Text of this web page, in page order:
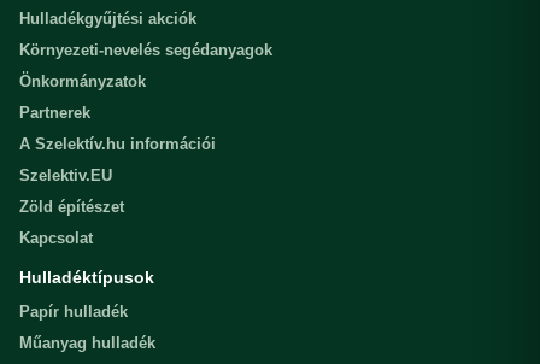
Hulladékgyűjtési akciók
Környezeti-nevelés segédanyagok
Önkormányzatok
Partnerek
A Szelektív.hu információi
Szelektiv.EU
Zöld építészet
Kapcsolat
Hulladéktípusok
Papír hulladék
Műanyag hulladék